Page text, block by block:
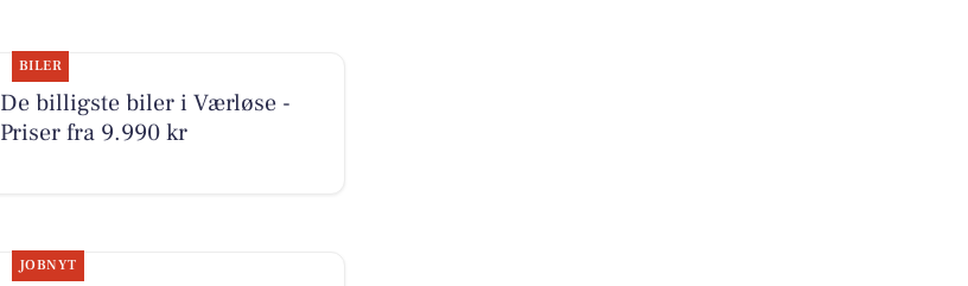
BILER
De billigste biler i Værløse -
Priser fra 9.990 kr
JOBNYT